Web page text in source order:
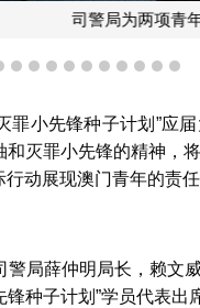
应届大学及中学毕业学员
4 5 6 7 8 9 1011121314
罪小先锋种子计划”应
灭罪小先锋的精神，
动展现澳门青年的责任
局薛仲明局长，赖文
种子计划”学员代表出